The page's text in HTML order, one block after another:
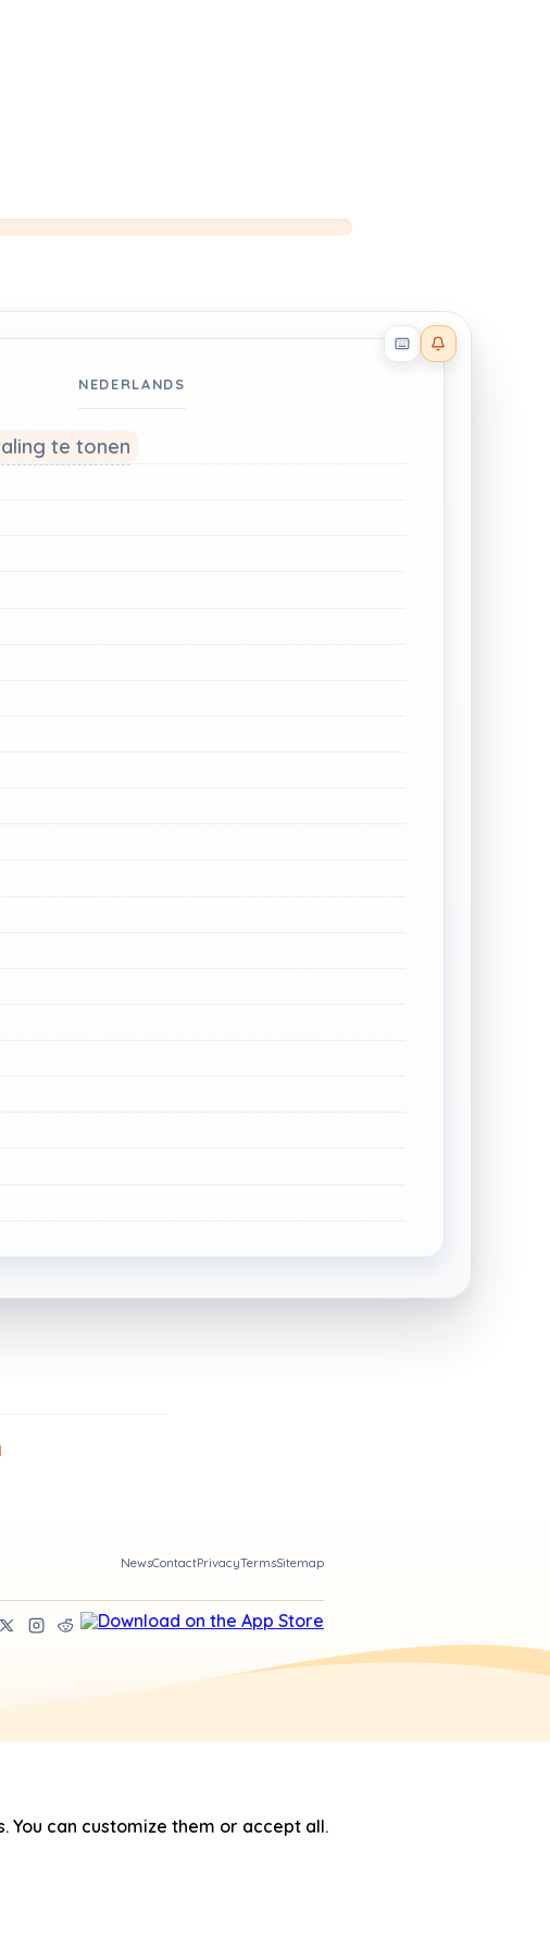
Reader effects on
NEDERLANDS
te tonen
NewsContactPrivacyTermsSitemap
You can customize them or accept all.